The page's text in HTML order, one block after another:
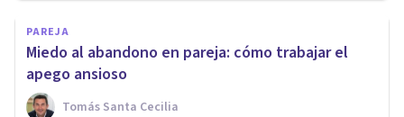
PAREJA
Miedo al abandono en pareja: cómo trabajar el
apego ansioso
Tomás Santa Cecilia